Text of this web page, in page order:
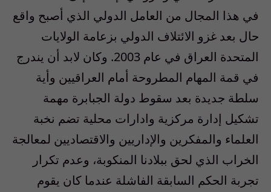
في هذا المجال من العامل الدولي الذي أصبح واقع
حال بعد غزو الائتلاف الدولي بزعامة الولايات
المتحدة العراق في عام 2003. وكان لابد أن يندرج
في قمة المهام المطروحة أمام العراقيين وأية
سلطة جديدة بعد سقوط دولة الجبابرة مهمة
تشكيل إدارة مركزية وادارات محلية تضم نخبة
العلماء والمفكرين والإداريين والاقتصاديين لمعالجة
الخراب الذي لحق ببلادنا المنكوبة، وعدم تكرار
تجربة الحكم السابقة الفاشلة عندما كان يقوم